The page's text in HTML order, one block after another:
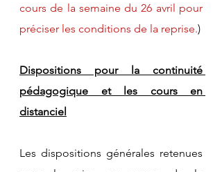
cours de la semaine du 26 avril pour
préciser les conditions de la reprise.)
Dispositions pour la continuité
pédagogique et les cours en
distanciel
Les dispositions générales retenues